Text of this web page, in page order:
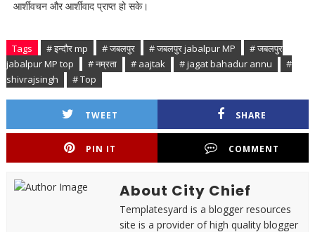
आर्शीवचन और आर्शीवाद प्राप्त हो सके।
Tags # इन्दौर mp # जबलपुर # जबलपुर jabalpur MP
# जबलपुर
jabalpur MP top
# नम्रता # aajtak # jagat bahadur annu
#
shivrajsingh
# Top
TWEET SHARE
PIN IT COMMENT
About City Chief
Templatesyard is a blogger resources
site is a provider of high quality blogger